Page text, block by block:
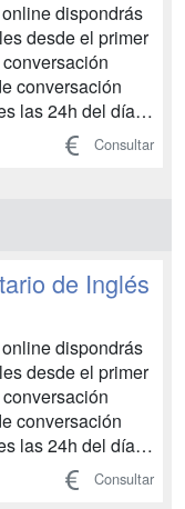
dispondrás
desde el primer
conversación
las 24h del día,
con
y podrás
Consultar
de Inglés
dispondrás
desde el primer
conversación
las 24h del día,
y podrás
Consultar